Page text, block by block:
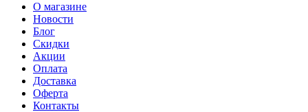
О магазине
Новости
Блог
Скидки
Акции
Оплата
Доставка
Оферта
Контакты